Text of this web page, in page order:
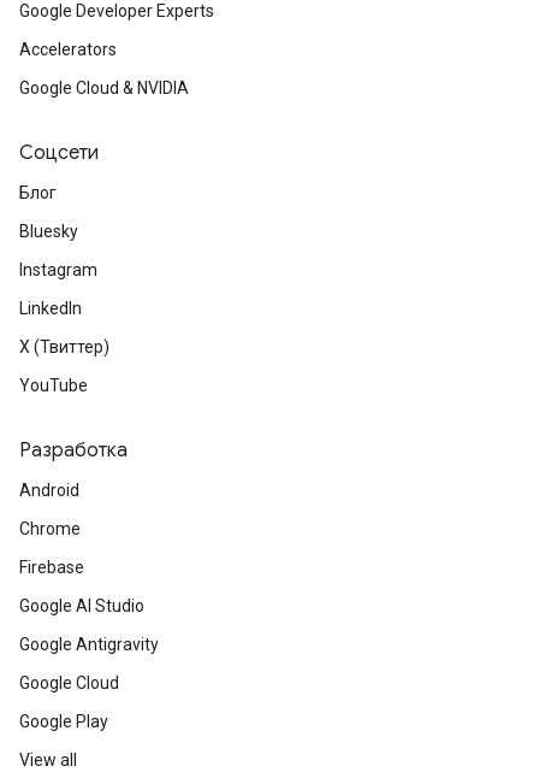
Google Developer Experts
Accelerators
Google Cloud & NVIDIA
Соцсети
Блог
Bluesky
Instagram
LinkedIn
X (Твиттер)
YouTube
Разработка
Android
Chrome
Firebase
Google AI Studio
Google Antigravity
Google Cloud
Google Play
View all